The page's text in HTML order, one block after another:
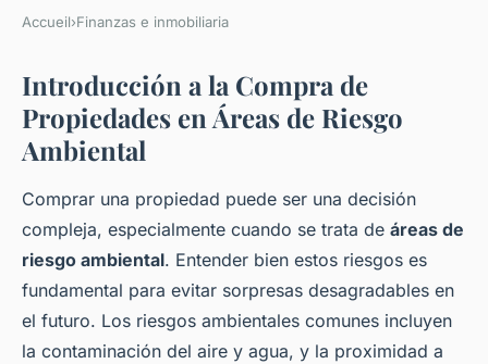
Accueil›Finanzas e inmobiliaria
Introducción a la Compra de
Propiedades en Áreas de Riesgo
Ambiental
Comprar una propiedad puede ser una decisión
compleja, especialmente cuando se trata de áreas de
riesgo ambiental. Entender bien estos riesgos es
fundamental para evitar sorpresas desagradables en
el futuro. Los riesgos ambientales comunes incluyen
la contaminación del aire y agua, y la proximidad a